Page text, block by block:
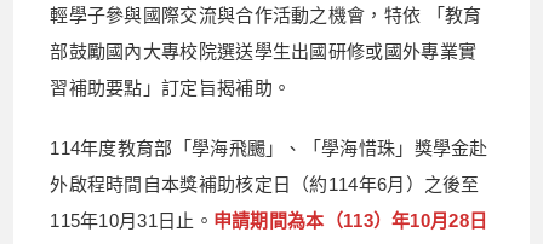
輕學子參與國際交流與合作活動之機會，特依 「教育
部鼓勵國內大專校院選送學生出國研修或國外專業實
習補助要點」訂定旨揭補助。
114年度教育部「學海飛颺」、「學海惜珠」獎學金赴
外啟程時間自本獎補助核定日（約114年6月）之後至
115年10月31日止。 申請期間為本（113）年10月28日